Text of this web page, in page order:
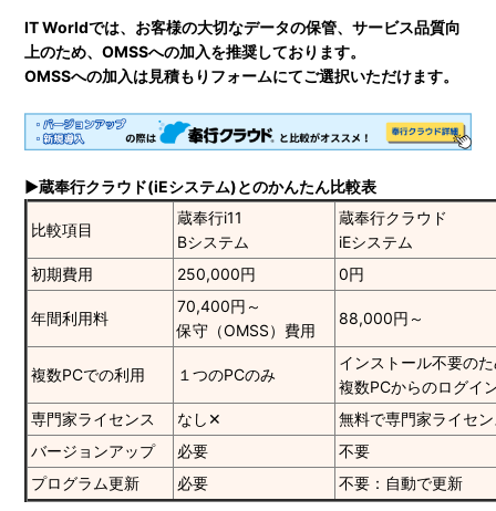
IT Worldでは、お客様の大切なデータの保管、サービス品質向
上のため、OMSSへの加入を推奨しております。
OMSSへの加入は見積もりフォームにてご選択いただけます。
▶蔵奉行クラウド(iEシステム)とのかんたん比較表
比較項目
蔵奉行i11
Bシステム
蔵奉行クラウド
iEシステム
初期費用
250,000円 0円
年間利用料
70,400円～
保守（OMSS）費用
88,000円～
複数PCでの利用 １つのPCのみ
インストール不要の
複数PCからのログイ
専門家ライセンス
なし✕
無料で専門家ライセ
バージョンアップ
必要
不要
プログラム更新
必要 不要：自動で更新